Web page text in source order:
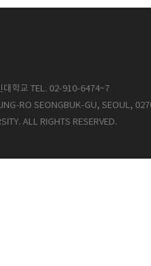
대학교 TEL. 02-910-6474~7
RO SEONGBUK-GU, SEOUL,
ALL RIGHTS RESERVED.